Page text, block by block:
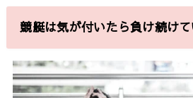
競艇は気が付いたら負け続け